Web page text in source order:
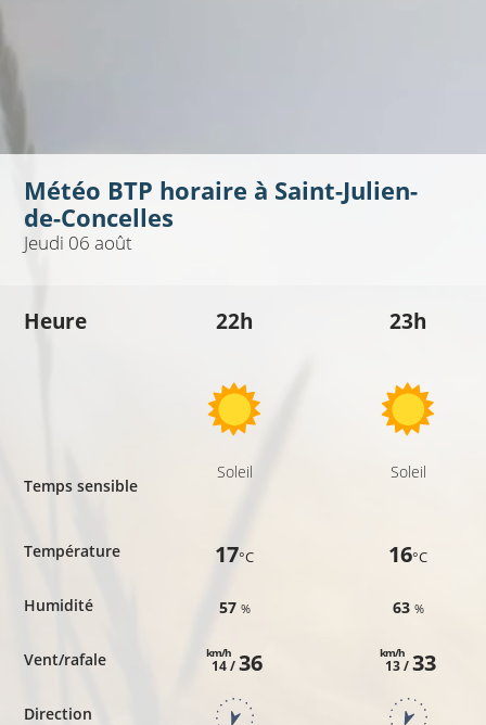
Météo BTP horaire à Saint-Julien-
de-Concelles
Jeudi 06 août
Heure
Temps sensible
Température
Humidité
Vent/rafale
Direction
22h
Soleil
17°C
57 %
14 /
km/h 36
23h
Soleil
16°C
63 %
13 /
km/h 33